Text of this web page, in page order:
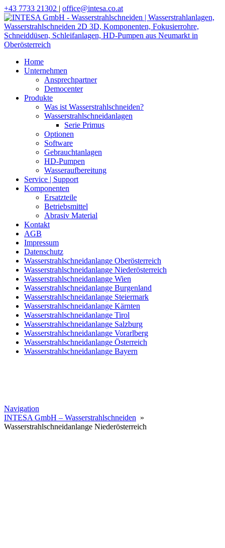
+43 7733 21302 | office@​intesa.co.at
Home
Unternehmen
Ansprechpartner
Democenter
Produkte
Was ist Wasserstrahlschneiden?
Wasserstrahlschneidanlagen
Serie Primus
Optionen
Software
Gebrauchtanlagen
HD-Pumpen
Wasseraufbereitung
Service | Support
Komponenten
Ersatzteile
Betriebsmittel
Abrasiv Material
Kontakt
AGB
Impressum
Datenschutz
Wasserstrahlschneidanlange Oberösterreich
Wasserstrahlschneidanlange Niederösterreich
Wasserstrahlschneidanlange Wien
Wasserstrahlschneidanlange Burgenland
Wasserstrahlschneidanlange Steiermark
Wasserstrahlschneidanlange Kärnten
Wasserstrahlschneidanlange Tirol
Wasserstrahlschneidanlange Salzburg
Wasserstrahlschneidanlange Vorarlberg
Wasserstrahlschneidanlange Österreich
Wasserstrahlschneidanlange Bayern
Navigation
INTESA GmbH – Wasserstrahlschneiden »
Wasserstrahlschneidanlange Niederösterreich